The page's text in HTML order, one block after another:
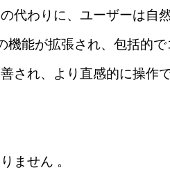
代わりに、ユーザーは自
能が拡張され、包括的
され、より直感的に操作
ません 。